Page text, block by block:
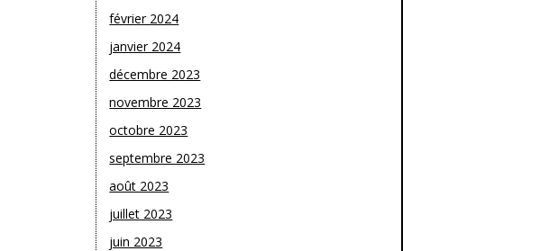
février 2024
janvier 2024
décembre 2023
novembre 2023
octobre 2023
septembre 2023
août 2023
juillet 2023
juin 2023